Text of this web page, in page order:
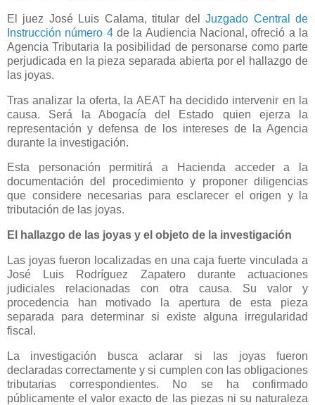
El juez José Luis Calama, titular delJuzgado Central de
Instrucción número 4de la Audiencia Nacional, ofreció a la
Agencia Tributaria la posibilidad de personarse como parte
perjudicada en la pieza separada abierta por el hallazgo de
las joyas.
Tras analizar la oferta, la AEAT ha decidido intervenir en la
causa. Será la Abogacía del Estado quien ejerza la
representación y defensa de los intereses de la Agencia
durante la investigación.
Esta personación permitirá a Hacienda acceder a la
documentación del procedimiento y proponer diligencias
que considere necesarias para esclarecer el origen y la
tributación de las joyas.
El hallazgo de las joyas y el objeto de la investigación
Las joyas fueron localizadas en una caja fuerte vinculada a
José Luis Rodríguez Zapatero durante actuaciones
judiciales relacionadas con otra causa. Su valor y
procedencia han motivado la apertura de esta pieza
separada para determinar si existe alguna irregularidad
fiscal.
La investigación busca aclarar si las joyas fueron
declaradas correctamente y si cumplen con las obligaciones
tributarias correspondientes. No se ha confirmado
públicamente el valor exacto de las piezas ni su naturaleza